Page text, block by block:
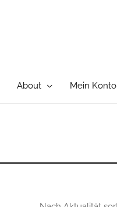
About Mein Konto